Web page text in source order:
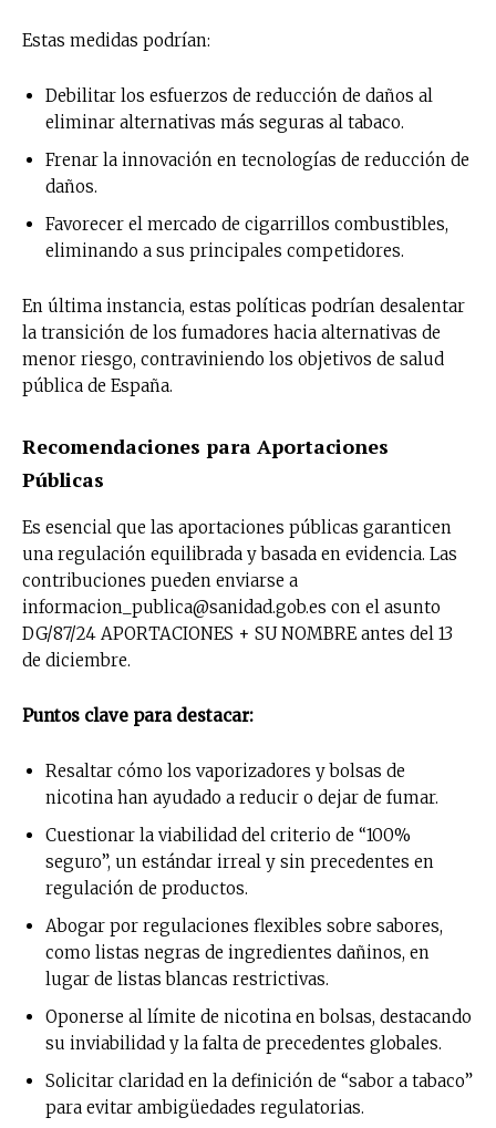
Estas medidas podrían:
Debilitar los esfuerzos de reducción de daños al
eliminar alternativas más seguras al tabaco.
Frenar la innovación en tecnologías de reducción de
daños.
Favorecer el mercado de cigarrillos combustibles,
eliminando a sus principales competidores.
En última instancia, estas políticas podrían desalentar
la transición de los fumadores hacia alternativas de
menor riesgo, contraviniendo los objetivos de salud
pública de España.
Recomendaciones para Aportaciones
Públicas
Es esencial que las aportaciones públicas garanticen
una regulación equilibrada y basada en evidencia. Las
contribuciones pueden enviarse a
informacion_publica@sanidad.gob.es con el asunto
DG/87/24 APORTACIONES + SU NOMBRE antes del 13
de diciembre.
Puntos clave para destacar:
Resaltar cómo los vaporizadores y bolsas de
nicotina han ayudado a reducir o dejar de fumar.
Cuestionar la viabilidad del criterio de “100%
seguro”, un estándar irreal y sin precedentes en
regulación de productos.
Abogar por regulaciones flexibles sobre sabores,
como listas negras de ingredientes dañinos, en
lugar de listas blancas restrictivas.
Oponerse al límite de nicotina en bolsas, destacando
su inviabilidad y la falta de precedentes globales.
Solicitar claridad en la definición de “sabor a tabaco”
para evitar ambigüedades regulatorias.